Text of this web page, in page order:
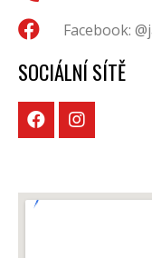
Facebook:
SOCIÁLNÍ SÍTĚ